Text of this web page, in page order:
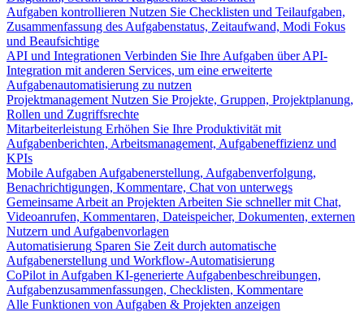
Aufgaben kontrollieren Nutzen Sie Checklisten und Teilaufgaben,
Zusammenfassung des Aufgabenstatus, Zeitaufwand, Modi Fokus
und Beaufsichtige
API und Integrationen Verbinden Sie Ihre Aufgaben über API-
Integration mit anderen Services, um eine erweiterte
Aufgabenautomatisierung zu nutzen
Projektmanagement Nutzen Sie Projekte, Gruppen, Projektplanung,
Rollen und Zugriffsrechte
Mitarbeiterleistung Erhöhen Sie Ihre Produktivität mit
Aufgabenberichten, Arbeitsmanagement, Aufgabeneffizienz und
KPIs
Mobile Aufgaben Aufgabenerstellung, Aufgabenverfolgung,
Benachrichtigungen, Kommentare, Chat von unterwegs
Gemeinsame Arbeit an Projekten Arbeiten Sie schneller mit Chat,
Videoanrufen, Kommentaren, Dateispeicher, Dokumenten, externen
Nutzern und Aufgabenvorlagen
Automatisierung Sparen Sie Zeit durch automatische
Aufgabenerstellung und Workflow-Automatisierung
CoPilot in Aufgaben KI-generierte Aufgabenbeschreibungen,
Aufgabenzusammenfassungen, Checklisten, Kommentare
Alle Funktionen von Aufgaben & Projekten anzeigen